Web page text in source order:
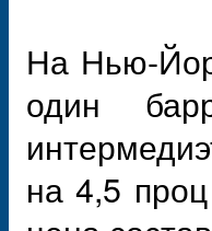
На Нью-
один
на 4,5